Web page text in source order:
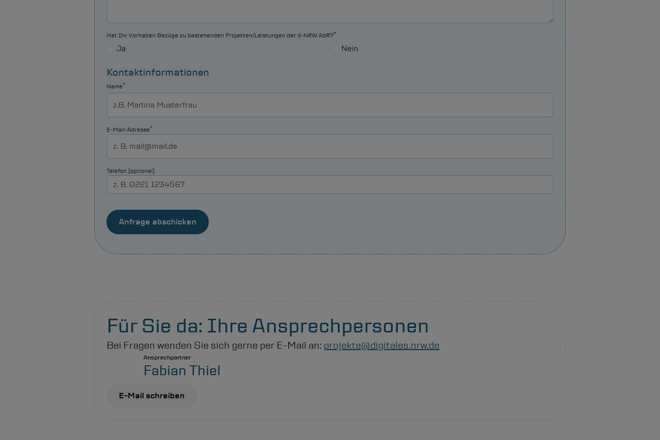
Hat Ihr Vorhaben Bezüge zu bestehenden Projekten/Leistungen der d-NRWAöR?
Ja Nein
Kontaktinformationen
Name
E-Mail-Adresse
Telefon (optional)
Für Sie da: Ihre Ansprechpersonen
Bei Fragen wenden Sie sich gerne per E-Mail an: projekte@digitales.nrw.de
Ansprechpartner
Fabian Thiel
E-Mail schreiben